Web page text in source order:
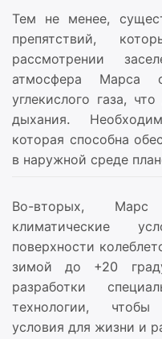
Тем не менее,
препятствий,
рассмотрении
атмосфера Марса
углекислого газа,
дыхания.
которая способна
в наружной среде
Во-вторых, Марс
климатические
поверхности
зимой до +20
разработки
технологии,
условия для жизни и